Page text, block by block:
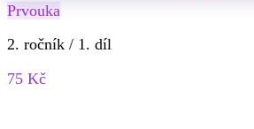
Prvouka
2. ročník / 1. díl
75 Kč